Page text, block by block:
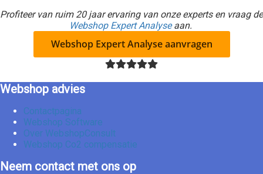
Profiteer van ruim 20 jaar ervaring van onze experts en vraag de
Webshop Expert Analyseaan.
Webshop Expert Analyse aanvragen
Webshop advies
Contactpagina
Webshop Software
Over WebshopConsult
Webshop Co2 compensatie
Neem contact met ons op